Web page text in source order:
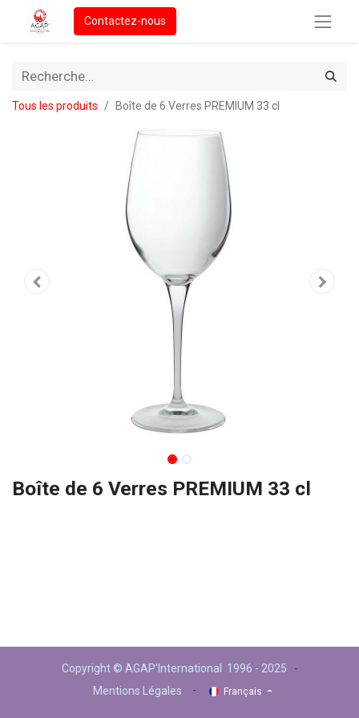
Contactez-nous
Tous les produits Boîte de 6 Verres PREMIUM 33 cl
Boîte de 6 Verres PREMIUM 33 cl
Copyright © AGAP'International 1996 - 2025 -
Mentions Légales
- Français